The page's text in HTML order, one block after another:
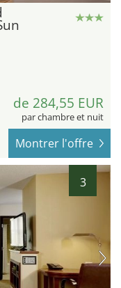
de 284,55 EUR
par chambre et nuit
Montrer l'offre
3